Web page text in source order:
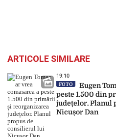
ARTICOLE SIMILARE
19:10
FOTO
Eugen
peste 1.500 din
județelor. Planul
Nicușor Dan